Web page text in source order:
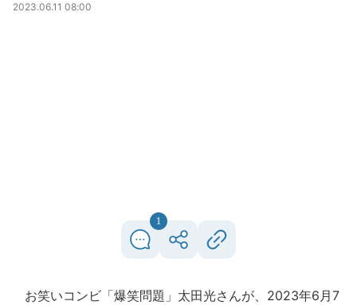
2023.06.11 08:00
1
お笑いコンビ「爆笑問題」太田光さんが、2023年6月7